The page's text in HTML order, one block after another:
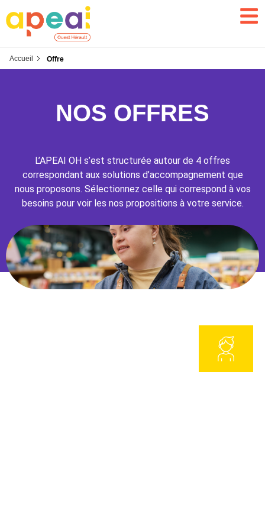
Accueil Offre
NOS OFFRES
L’APEAI OH s’est structurée autour de 4 offres
correspondant aux solutions d’accompagnement que
nous proposons. Sélectionnez celle qui correspond à vos
besoins pour voir les nos propositions à votre service.